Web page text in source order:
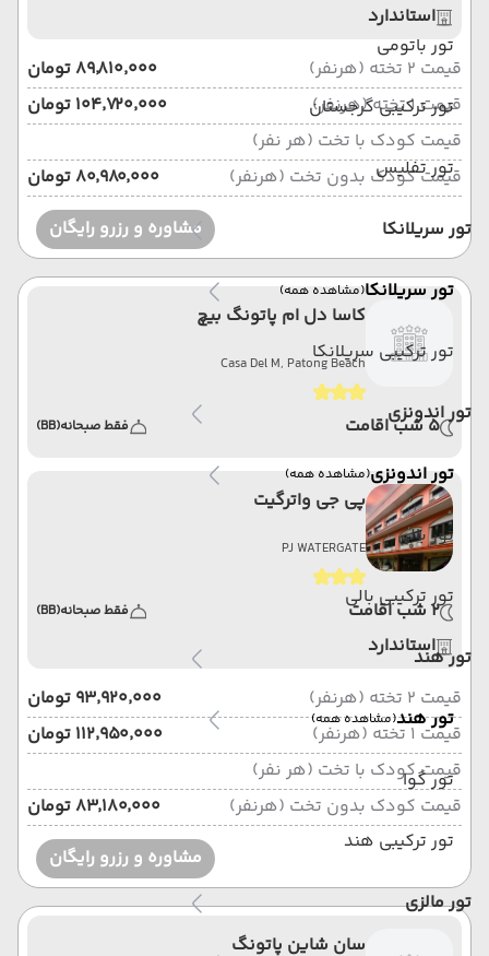
تور باتومی
تور ترکیبی گرجستان
تور تفلیس
تور سریلانکا
تور سریلانکا(مشاهده همه)
تور ترکیبی سریلانکا
تور اندونزی
تور اندونزی(مشاهده همه)
تور بالی
تور ترکیبی بالی
تور هند
تور هند(مشاهده همه)
تور گوا
تور ترکیبی هند
تور مالزی
استاندارد
قیمت 2 تخته (هرنفر)
۸۹٬۸۱۰٬۰۰۰ تومان
قیمت 1 تخته (هرنفر)
۱۰۴٬۷۲۰٬۰۰۰ تومان
قیمت کودک با تخت (هر نفر)
قیمت کودک بدون تخت (هرنفر)
۸۰٬۹۸۰٬۰۰۰ تومان
مشاوره و رزرو رایگان
کاسا دل ام پاتونگ بیچ
Casa Del M, Patong Beach
5 شب اقامت فقط صبحانه(BB)
پی جی واترگیت
PJ WATERGATE
2 شب اقامت فقط صبحانه(BB)
استاندارد
قیمت 2 تخته (هرنفر)
۹۳٬۹۲۰٬۰۰۰ تومان
قیمت 1 تخته (هرنفر)
۱۱۲٬۹۵۰٬۰۰۰ تومان
قیمت کودک با تخت (هر نفر)
قیمت کودک بدون تخت (هرنفر)
۸۳٬۱۸۰٬۰۰۰ تومان
مشاوره و رزرو رایگان
سان شاین پاتونگ